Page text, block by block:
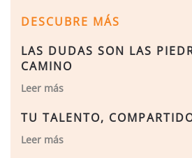
DESCUBRE MÁS
LAS DUDAS SON LAS
CAMINO
Leer más
TU TALENTO,
Leer más